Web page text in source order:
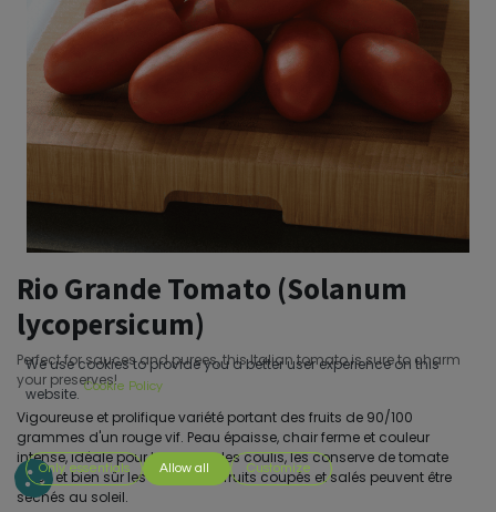
Rio Grande Tomato (Solanum
lycopersicum)
Perfect for sauces and purees, this Italian tomato is sure to charm
your preserves!
Vigoureuse et prolifique variété portant des fruits de 90/100
grammes d'un rouge vif. Peau épaisse, chair ferme et couleur
intense, idéale pour la cuisine, les coulis, les conserve de tomate
pelée et bien sûr les sauce. Les fruits coupés et salés peuvent être
séchés au soleil.
We use cookies to provide you a better user experience on this
website. Cookie Policy
Only essentials Allow all Customize